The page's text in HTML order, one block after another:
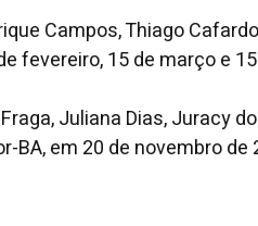
Campos, Thiago
fevereiro, 15 de março e
Juliana Dias, Juracy
BA, em 20 de novembro de